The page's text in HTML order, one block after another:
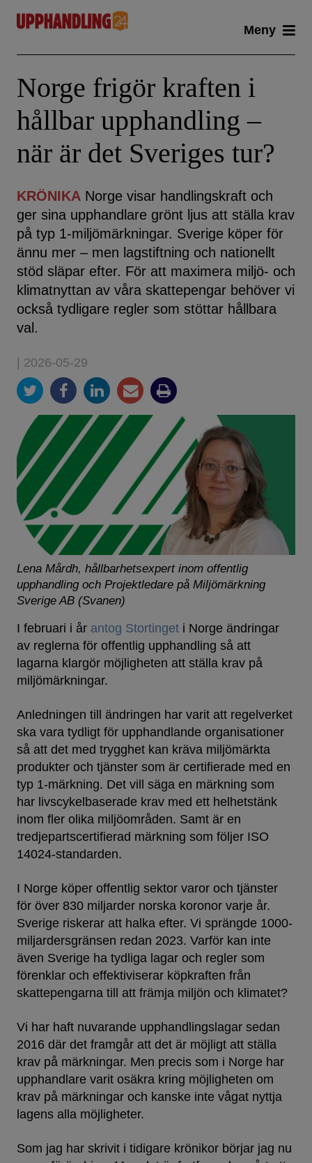
content
Meny
Norge frigör kraften i
hållbar upphandling –
när är det Sveriges tur?
KRÖNIKA Norge visar handlingskraft och
ger sina upphandlare grönt ljus att ställa krav
på typ 1-miljömärkningar. Sverige köper för
ännu mer – men lagstiftning och nationellt
stöd släpar efter. För att maximera miljö- och
klimatnyttan av våra skattepengar behöver vi
också tydligare regler som stöttar hållbara
val.
| 2026-05-29
Lena Mårdh, hållbarhetsexpert inom offentlig
upphandling och Projektledare på Miljömärkning
Sverige AB (Svanen)
I februari i år antog Stortinget i Norge ändringar
av reglerna för offentlig upphandling så att
lagarna klargör möjligheten att ställa krav på
miljömärkningar.
Anledningen till ändringen har varit att regelverket
ska vara tydligt för upphandlande organisationer
så att det med trygghet kan kräva miljömärkta
produkter och tjänster som är certifierade med en
typ 1-märkning. Det vill säga en märkning som
har livscykelbaserade krav med ett helhetstänk
inom fler olika miljöområden. Samt är en
tredjepartscertifierad märkning som följer ISO
14024-standarden.
I Norge köper offentlig sektor varor och tjänster
för över 830 miljarder norska koronor varje år.
Sverige riskerar att halka efter. Vi sprängde 1000-
miljardersgränsen redan 2023. Varför kan inte
även Sverige ha tydliga lagar och regler som
förenklar och effektiviserar köpkraften från
skattepengarna till att främja miljön och klimatet?
Vi har haft nuvarande upphandlingslagar sedan
2016 där det framgår att det är möjligt att ställa
krav på märkningar. Men precis som i Norge har
upphandlare varit osäkra kring möjligheten om
krav på märkningar och kanske inte vågat nyttja
lagens alla möjligheter.
Som jag har skrivit i tidigare krönikor börjar jag nu